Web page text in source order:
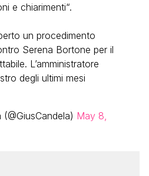
e chiarimenti“.
un procedimento
Serena Bortone per il
L’amministratore
degli ultimi mesi
May 8,